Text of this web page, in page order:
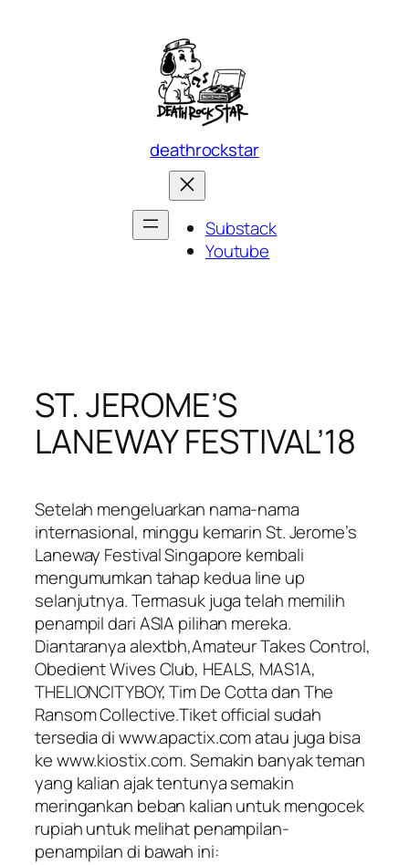
deathrockstar
Substack
Youtube
ST. JEROME’S
LANEWAY FESTIVAL’18
Setelah mengeluarkan nama-nama
internasional, minggu kemarin St. Jerome’s
Laneway Festival Singapore kembali
mengumumkan tahap kedua line up
selanjutnya. Termasuk juga telah memilih
penampil dari ASIA pilihan mereka.
Diantaranya alextbh,Amateur Takes Control,
Obedient Wives Club, HEALS, MAS1A,
THELIONCITYBOY, Tim De Cotta dan The
Ransom Collective.Tiket official sudah
tersedia di www.apactix.com atau juga bisa
ke www.kiostix.com. Semakin banyak teman
yang kalian ajak tentunya semakin
meringankan beban kalian untuk mengocek
rupiah untuk melihat penampilan-
penampilan di bawah ini: